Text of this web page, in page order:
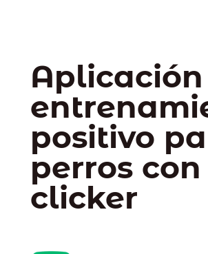
positivo
perros con
clicker